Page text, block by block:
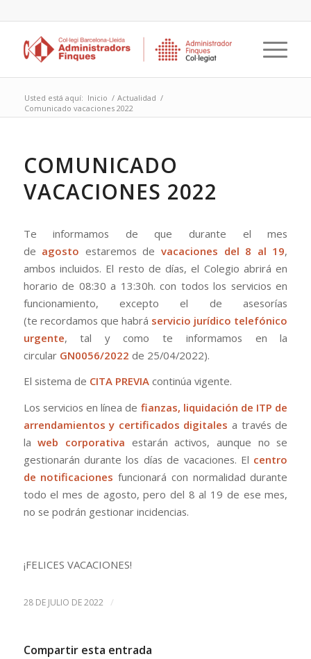
Usted está aquí: Inicio / Actualidad /
Comunicado vacaciones 2022
COMUNICADO
VACACIONES 2022
Te informamos de que durante el mes
de agosto estaremos devacaciones del 8 al 19,
ambos incluidos. El resto de días, el Colegio abrirá en
horario de 08:30 a 13:30h. con todos los servicios en
funcionamiento, excepto el de asesorías
(te recordamos que habrá servicio jurídico telefónico
urgente, tal y como te informamos en la
circular GN0056/2022 de 25/04/2022).
El sistema de CITA PREVIA continúa vigente.
Los servicios en línea de fianzas, liquidación de ITP de
arrendamientos y certificados digitales a través de
laweb corporativa estarán activos, aunque no se
gestionarán durante los días de vacaciones. El centro
de notificaciones funcionará con normalidad durante
todo el mes de agosto, pero del 8 al 19 de ese mes,
no se podrán gestionar incidencias.
¡FELICES VACACIONES!
28 DE JULIO DE 2022 /
Compartir esta entrada